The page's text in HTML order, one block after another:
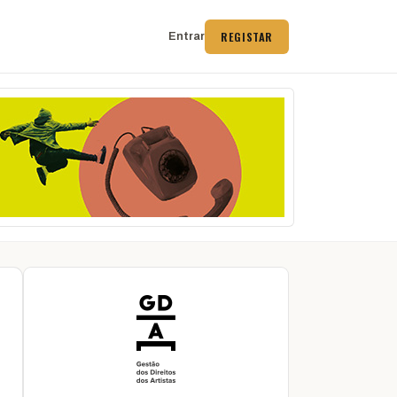
Entrar REGISTAR